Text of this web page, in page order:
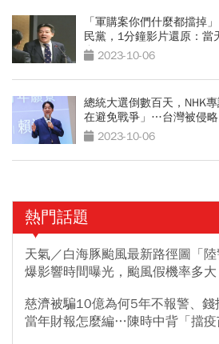
「軍購案你們什麼都擋掉
民黨，1分鐘影片還原：當
台」2023-10-06
總統大選倒數百天，NHK
在避免戰爭」…台灣被侵
2023-10-06
熱門話題
天氣／白海豚颱風最新路徑圖「
爆影響時間曝光，颱風假機率多
慈濟被騙10億為何5年不報警、錢
當年財報怎麼編…陳時中背「擋